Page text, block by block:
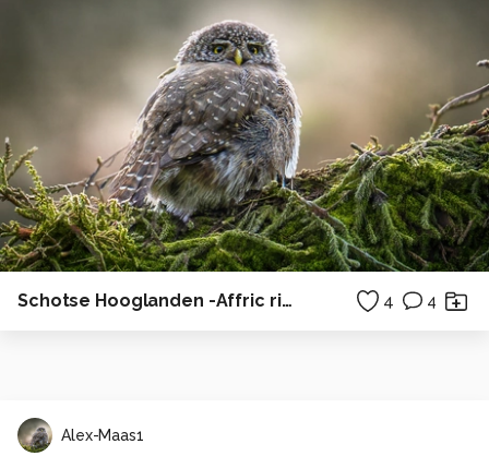
Schotse Hooglanden -Affric river 4 4
Alex-Maas1